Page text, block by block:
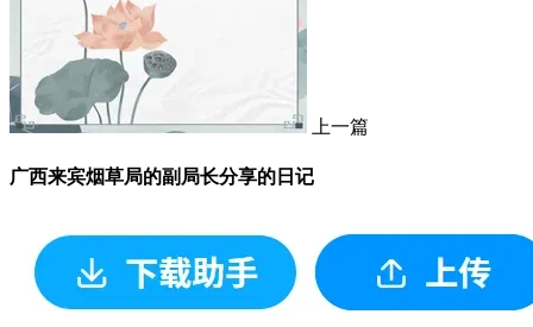
上一篇
广西来宾烟草局的副局长分享的日记